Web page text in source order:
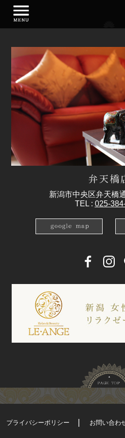
新潟市中央区弁天橋
TEL : 025-
プライバシーポリシー お問い合わ